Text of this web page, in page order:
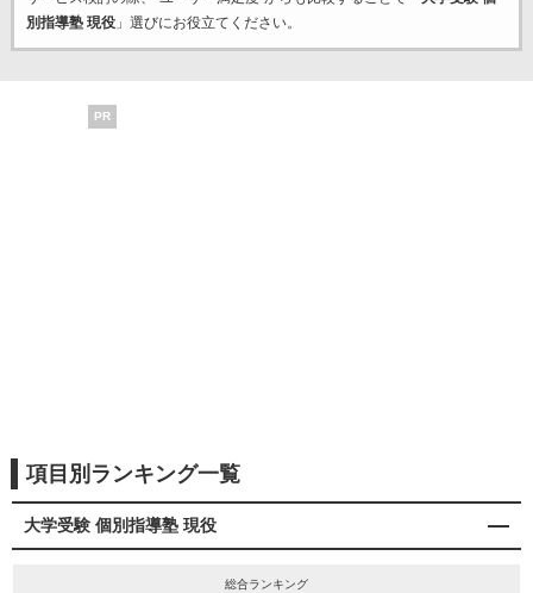
別指導塾 現役」選びにお役立てください。
PR
項目別ランキング一覧
大学受験 個別指導塾 現役
総合ランキング